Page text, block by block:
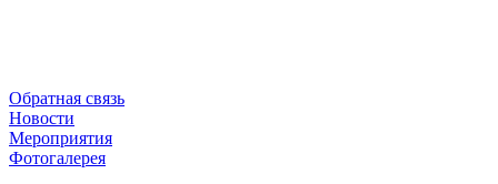
Обратная связь
Новости
Мероприятия
Фотогалерея